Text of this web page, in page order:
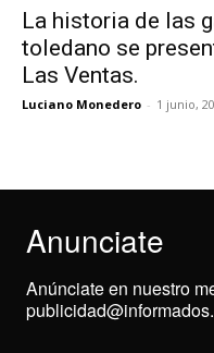
La historia de las
toledano se
Las Ventas.
Luciano Monedero - 1 junio,
Anunciate
Anúnciate en nuestro